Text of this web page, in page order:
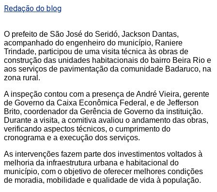
Redação do blog
O prefeito de São José do Seridó, Jackson Dantas,
acompanhado do engenheiro do município, Raniere
Trindade, participou de uma visita técnica às obras de
construção das unidades habitacionais do bairro Beira Rio e
aos serviços de pavimentação da comunidade Badaruco, na
zona rural.
A inspeção contou com a presença de André Vieira, gerente
de Governo da Caixa Econômica Federal, e de Jefferson
Brito, coordenador da Gerência de Governo da instituição.
Durante a visita, a comitiva avaliou o andamento das obras,
verificando aspectos técnicos, o cumprimento do
cronograma e a execução dos serviços.
As intervenções fazem parte dos investimentos voltados à
melhoria da infraestrutura urbana e habitacional do
município, com o objetivo de oferecer melhores condições
de moradia, mobilidade e qualidade de vida à população.